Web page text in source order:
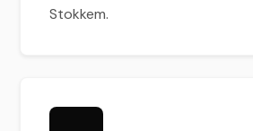
Stokkem.